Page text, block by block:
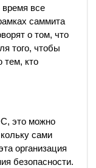
время все
саммита
о том, что
того, чтобы
тем, кто
это можно
сами
организация
безопасности.